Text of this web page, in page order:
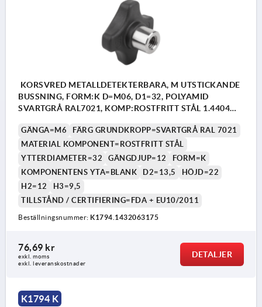
KORSVRED METALLDETEKTERBARA, M UTSTICKANDE
BUSSNING, FORM:K D=M06, D1=32, POLYAMID
SVARTGRÅ RAL7021, KOMP:ROSTFRITT STÅL 1.4404
GÄNGA=M6
FÄRG GRUNDKROPP=SVARTGRÅ RAL 7021
MATERIAL KOMPONENT=ROSTFRITT STÅL
YTTERDIAMETER=32
GÄNGDJUP=12
FORM=K
KOMPONENTENS YTA=BLANK
D2=13,5
HÖJD=22
H2=12
H3=9,5
TILLSTÅND / CERTIFIERING=FDA + EU10/2011
Beställningsnummer: K1794.1432063175
76,69 kr
exkl. moms
exkl. leveranskostnader
DETALJER
K1794 K